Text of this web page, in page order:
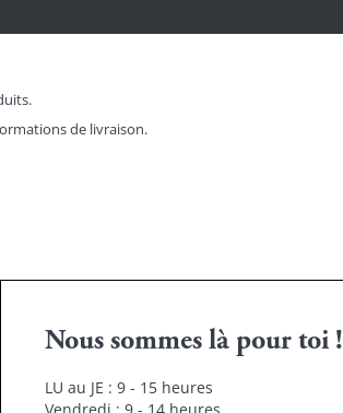
de livraison.
Nous sommes là pour toi !
LU au JE : 9 - 15 heures